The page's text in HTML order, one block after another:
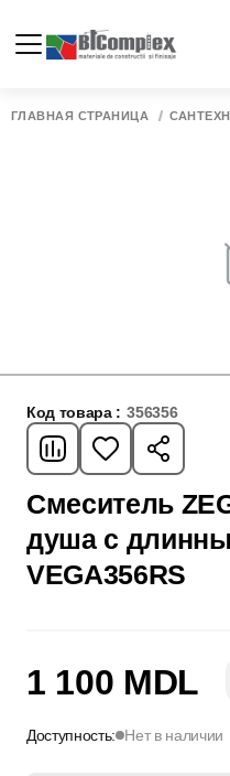
ГЛАВНАЯ СТРАНИЦА
Код товара : 356356
Смеситель
душа с
VEGA356RS
1 100 MDL
Доступность: Нет в наличии